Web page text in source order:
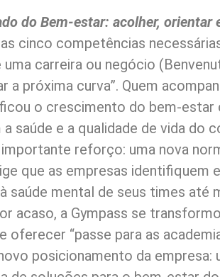
do Bem-estar: acolher, orientar
cinco competências
carreira ou negócio
a próxima curva”. Quem
o crescimento do bem-estar
saúde e a qualidade de vida do
importante reforço: uma nova
que as empresas identifiquem
saúde mental de seus times até
acaso, a Gympass se
oferecer “passe para as
posicionamento da empresa: